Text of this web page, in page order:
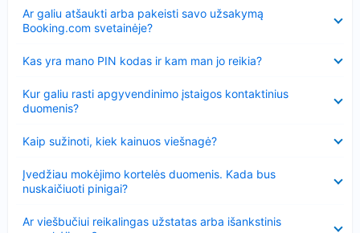
Ar galiu atšaukti arba pakeisti savo užsakymą
Booking.com svetainėje?
Kas yra mano PIN kodas ir kam man jo reikia?
Kur galiu rasti apgyvendinimo įstaigos kontaktinius
duomenis?
Kaip sužinoti, kiek kainuos viešnagė?
Įvedžiau mokėjimo kortelės duomenis. Kada bus
nuskaičiuoti pinigai?
Ar viešbučiui reikalingas užstatas arba išankstinis